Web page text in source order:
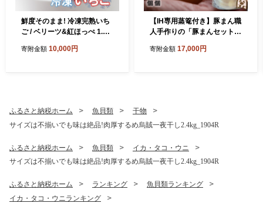
鮮度そのまま! 冷凍完熟いち
ご / ベリーツ&紅ほっぺ 1.2k
寄附金額 10,000円
【IH専用蒸篭付き】豚まん職
人手作りの「豚まんセット
寄附金額 17,000円
ふるさと納税ホーム 魚貝類
干物
サイズは不揃いでも味は絶品!肉厚するめ烏賊一夜干し2.4kg_1904R
ふるさと納税ホーム 魚貝類
イカ・タコ・ウニ
サイズは不揃いでも味は絶品!肉厚するめ烏賊一夜干し2.4kg_1904R
ふるさと納税ホーム ランキング
魚貝類ランキング
イカ・タコ・ウニランキング